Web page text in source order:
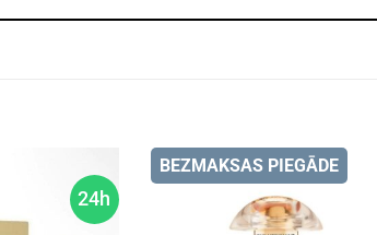
24h
BEZMAKSAS PIEGĀDE